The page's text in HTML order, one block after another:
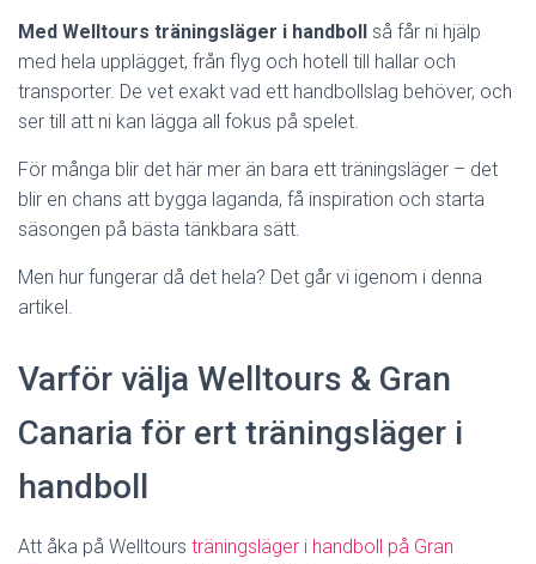
Med Welltours träningsläger i handboll så får ni hjälp
med hela upplägget, från flyg och hotell till hallar och
transporter. De vet exakt vad ett handbollslag behöver, och
ser till att ni kan lägga all fokus på spelet.
För många blir det här mer än bara ett träningsläger – det
blir en chans att bygga laganda, få inspiration och starta
säsongen på bästa tänkbara sätt.
Men hur fungerar då det hela? Det går vi igenom i denna
artikel.
Varför välja Welltours & Gran
Canaria för ert träningsläger i
handboll
Att åka på Welltours träningsläger i handboll på Gran